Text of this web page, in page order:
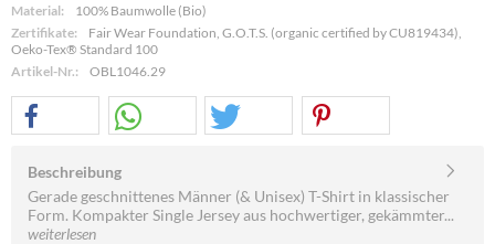
Material:
100% Baumwolle (Bio)
Zertifikate:
Fair Wear Foundation, G.O.T.S. (organic certified by CU819434),
Oeko-Tex® Standard 100
Artikel-Nr.:
OBL1046.29
Beschreibung
Gerade geschnittenes Männer (& Unisex) T-Shirt in klassischer
Form. Kompakter Single Jersey aus hochwertiger, gekämmter...
weiterlesen